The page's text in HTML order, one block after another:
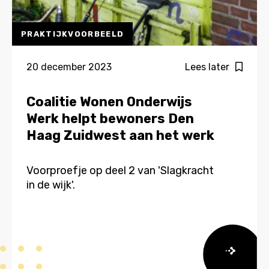
PRAKTIJKVOORBEELD
20 december 2023 Lees later
Coalitie Wonen Onderwijs
Werk helpt bewoners Den
Haag Zuidwest aan het werk
Voorproefje op deel 2 van 'Slagkracht
in de wijk'.